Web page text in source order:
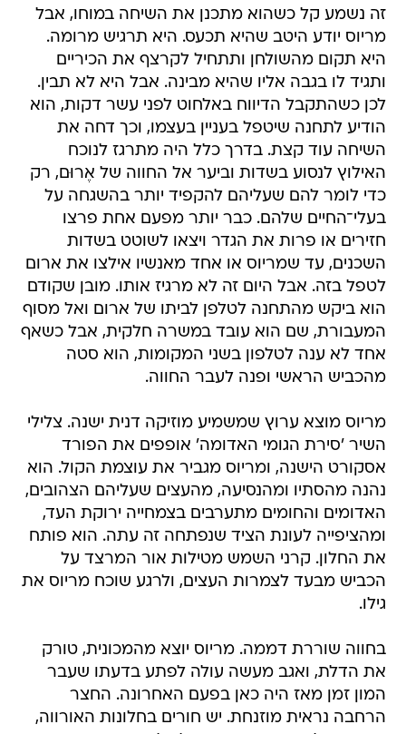
זה נשמע קל כשהוא מתכנן את השיחה במוחו, אבל
מריוס יודע היטב שהיא תכעס. היא תרגיש מרומה.
היא תקום מהשולחן ותתחיל לקרצף את הכיריים
ותגיד לו בגבה אליו שהיא מבינה. אבל היא לא תבין.
לכן כשהתקבל הדיווח באלחוט לפני עשר דקות, הוא
הודיע לתחנה שיטפל בעניין בעצמו, וכך דחה את
השיחה עוד קצת. בדרך כלל היה מתרגז לנוכח
האילוץ לנסוע בשדות וביער אל החווה של אֶרוּם, רק
כדי לומר להם שעליהם להקפיד יותר בהשגחה על
בעלי־החיים שלהם. כבר יותר מפעם אחת פרצו
חזירים או פרות את הגדר ויצאו לשוטט בשדות
השכנים, עד שמריוס או אחד מאנשיו אילצו את ארום
לטפל בזה. אבל היום זה לא מרגיז אותו. מובן שקודם
הוא ביקש מהתחנה לטלפן לביתו של ארום ואל מסוף
המעבורת, שם הוא עובד במשרה חלקית, אבל כשאף
אחד לא ענה לטלפון בשני המקומות, הוא סטה
מהכביש הראשי ופנה לעבר החווה.
מריוס מוצא ערוץ שמשמיע מוזיקה דנית ישנה. צלילי
השיר 'סירת הגומי האדומה' אופפים את הפורד
אסקורט הישנה, ומריוס מגביר את עוצמת הקול. הוא
נהנה מהסתיו ומהנסיעה, מהעצים שעליהם הצהובים,
האדומים והחומים מתערבים בצמחייה ירוקת העד,
ומהציפייה לעונת הציד שנפתחה זה עתה. הוא פותח
את החלון. קרני השמש מטילות אור המרצד על
הכביש מבעד לצמרות העצים, ולרגע שוכח מריוס את
גילו.
בחווה שוררת דממה. מריוס יוצא מהמכונית, טורק
את הדלת, ואגב מעשה עולה לפתע בדעתו שעבר
המון זמן מאז היה כאן בפעם האחרונה. החצר
הרחבה נראית מוזנחת. יש חורים בחלונות האורווה,